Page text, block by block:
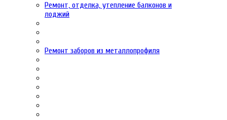
Ремонт, отделка, утепление балконов и
лоджий
Ремонт заборов из металлопрофиля